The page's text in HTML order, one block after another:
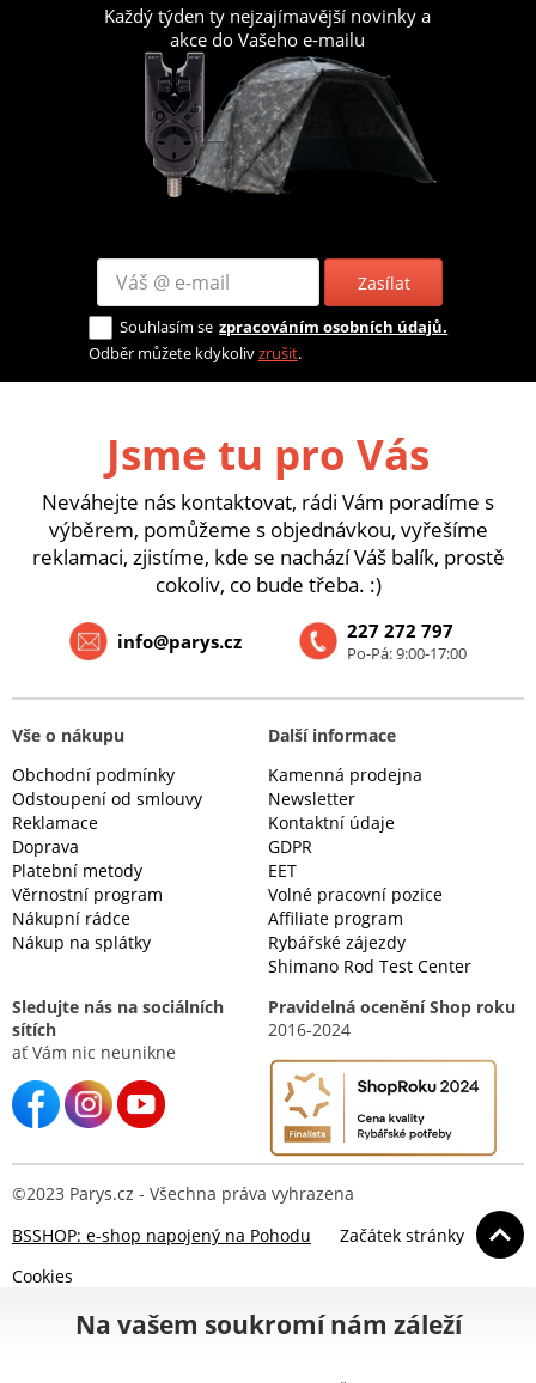
Každý týden ty nejzajímavější novinky a
akce do Vašeho e-mailu
Zasílat
Souhlasím se zpracováním osobních údajů.
Odběr můžete kdykolivzrušit.
Jsme tu pro Vás
Neváhejte nás kontaktovat, rádi Vám poradíme s
výběrem, pomůžeme s objednávkou, vyřešíme
reklamaci, zjistíme, kde se nachází Váš balík, prostě
cokoliv, co bude třeba. :)
227 272 797
Po-Pá: 9:00-17:00
info@parys.cz
Vše o nákupu
Obchodní podmínky
Odstoupení od smlouvy
Reklamace
Doprava
Platební metody
Věrnostní program
Nákupní rádce
Nákup na splátky
Další informace
Kamenná prodejna
Newsletter
Kontaktní údaje
GDPR
EET
Volné pracovní pozice
Affiliate program
Rybářské zájezdy
Shimano Rod Test Center
Sledujte nás na sociálních
sítích
ať Vám nic neunikne
Pravidelná ocenění Shop roku
2016-2024
©2023 Parys.cz - Všechna práva vyhrazena
BSSHOP: e-shop napojený na Pohodu
Začátek stránky
Cookies
Na vašem soukromí nám záleží